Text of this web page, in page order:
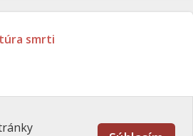
smrti